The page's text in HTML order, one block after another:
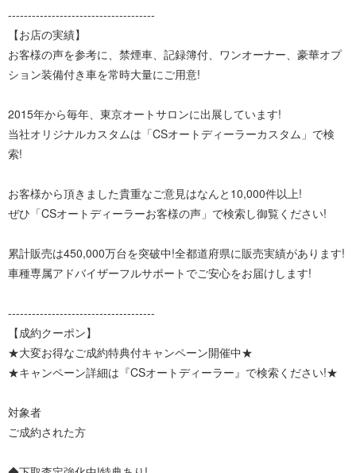
-------------------------------------
【お店の実績】
お客様の声を参考に、禁煙車、記録簿付、ワンオーナー、豪華オプ
ション装備付き車を常時大量にご用意!
2015年から毎年、東京オートサロンに出展しています!
当社オリジナルカスタムは「CSオートディーラーカスタム」で検
索!
お客様から頂きました貴重なご意見はなんと10,000件以上!
ぜひ「CSオートディーラーお客様の声」で検索し御覧ください!
累計販売は450,000万台を突破中!全都道府県に販売実績があります!
車種専属アドバイザーフルサポートでご安心をお届けします!
-------------------------------------
【成約クーポン】
★大変お得なご成約特典付キャンペーン開催中★
★キャンペーン詳細は『CSオートディーラー』で検索ください!★
対象者
ご成約された方